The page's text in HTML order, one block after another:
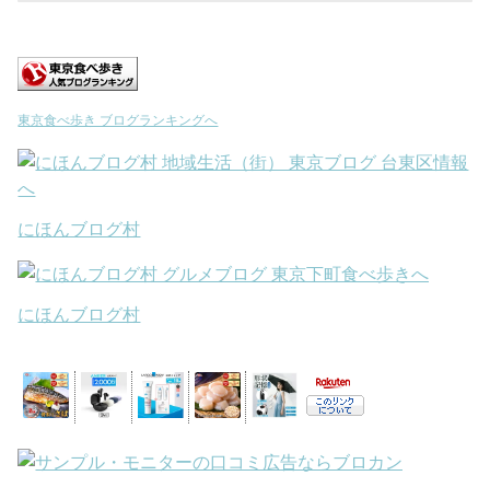
東京食べ歩き ブログランキングへ
にほんブログ村
にほんブログ村